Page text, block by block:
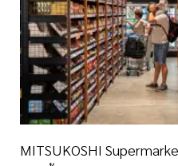
MITSUKOSHI